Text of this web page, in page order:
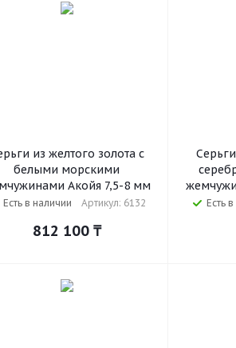
из желтого золота с
белыми морскими
Акойя 7,5-8 мм
Есть в наличии Артикул: 6132
812 100₸
Есть